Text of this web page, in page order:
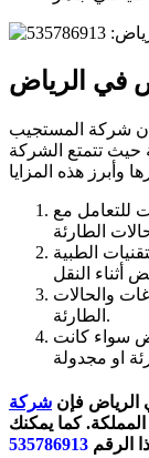
في الرياض
شركة المستجيب
حيث تتمتع الشركة
للتعامل مع
الطبية
والحالات
الطارئة.
سواء كانت
فإن شركة
كما يمكنك
الرقم 535786913